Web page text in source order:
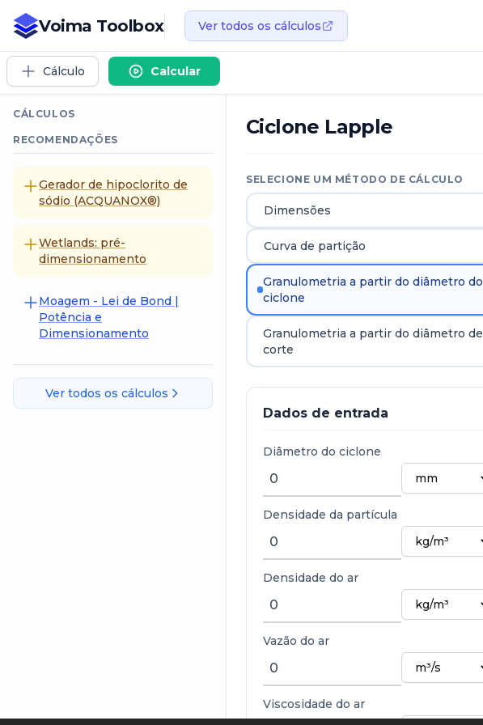
Voima Toolbox Ver todos os cálculos
Cálculo Calcular
CÁLCULOS
RECOMENDAÇÕES
Gerador de hipoclorito de
sódio (ACQUANOX®)
Wetlands: pré-
dimensionamento
Moagem - Lei de Bond |
Potência e
Dimensionamento
Ver todos os cálculos
Ciclone Lapple
SELECIONE UM MÉTODO DE CÁLCULO
Dimensões
Curva de partição
Granulometria a partir do diâmetro do
ciclone
Granulometria a partir do diâmetro de
corte
Dados de entrada
Diâmetro do ciclone
Densidade da partícula
Densidade do ar
Vazão do ar
Viscosidade do ar